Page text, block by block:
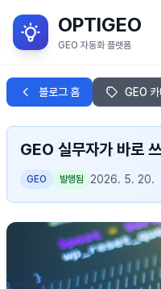
OPTIGEO
GEO 자동화 플랫폼
GEO란?
서비스 목적
OPTIGEO 소개
로그인
블로그 홈 GEO 카
GEO 실무자가 바로
GEO 발행됨 2026. 5. 20.